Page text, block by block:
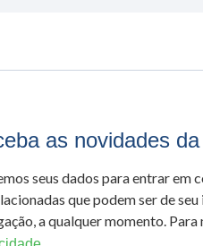
as novidades
seus dados para entrar
que podem ser de
a qualquer momento. Para